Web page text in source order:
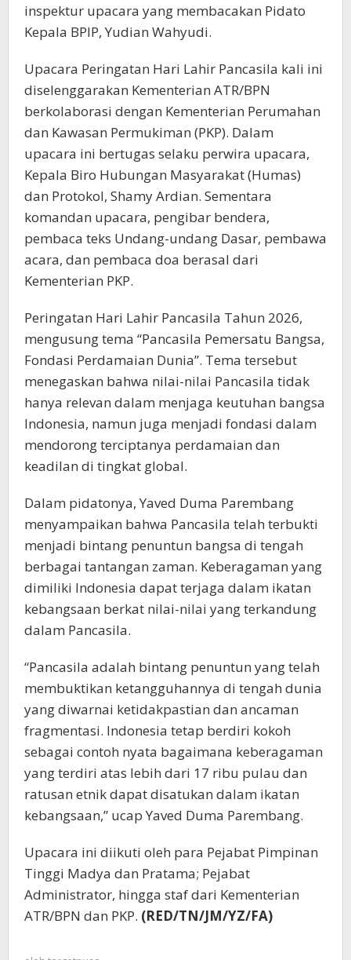
inspektur upacara yang membacakan Pidato
Kepala BPIP, Yudian Wahyudi.
Upacara Peringatan Hari Lahir Pancasila kali ini
diselenggarakan Kementerian ATR/BPN
berkolaborasi dengan Kementerian Perumahan
dan Kawasan Permukiman (PKP). Dalam
upacara ini bertugas selaku perwira upacara,
Kepala Biro Hubungan Masyarakat (Humas)
dan Protokol, Shamy Ardian. Sementara
komandan upacara, pengibar bendera,
pembaca teks Undang-undang Dasar, pembawa
acara, dan pembaca doa berasal dari
Kementerian PKP.
Peringatan Hari Lahir Pancasila Tahun 2026,
mengusung tema “Pancasila Pemersatu Bangsa,
Fondasi Perdamaian Dunia”. Tema tersebut
menegaskan bahwa nilai-nilai Pancasila tidak
hanya relevan dalam menjaga keutuhan bangsa
Indonesia, namun juga menjadi fondasi dalam
mendorong terciptanya perdamaian dan
keadilan di tingkat global.
Dalam pidatonya, Yaved Duma Parembang
menyampaikan bahwa Pancasila telah terbukti
menjadi bintang penuntun bangsa di tengah
berbagai tantangan zaman. Keberagaman yang
dimiliki Indonesia dapat terjaga dalam ikatan
kebangsaan berkat nilai-nilai yang terkandung
dalam Pancasila.
“Pancasila adalah bintang penuntun yang telah
membuktikan ketangguhannya di tengah dunia
yang diwarnai ketidakpastian dan ancaman
fragmentasi. Indonesia tetap berdiri kokoh
sebagai contoh nyata bagaimana keberagaman
yang terdiri atas lebih dari 17 ribu pulau dan
ratusan etnik dapat disatukan dalam ikatan
kebangsaan,” ucap Yaved Duma Parembang.
Upacara ini diikuti oleh para Pejabat Pimpinan
Tinggi Madya dan Pratama; Pejabat
Administrator, hingga staf dari Kementerian
ATR/BPN dan PKP. (RED/TN/JM/YZ/FA)